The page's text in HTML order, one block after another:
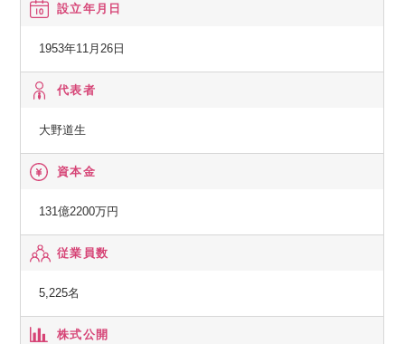
設立年月日
1953年11月26日
代表者
大野道生
資本金
131億2200万円
従業員数
5,225名
株式公開